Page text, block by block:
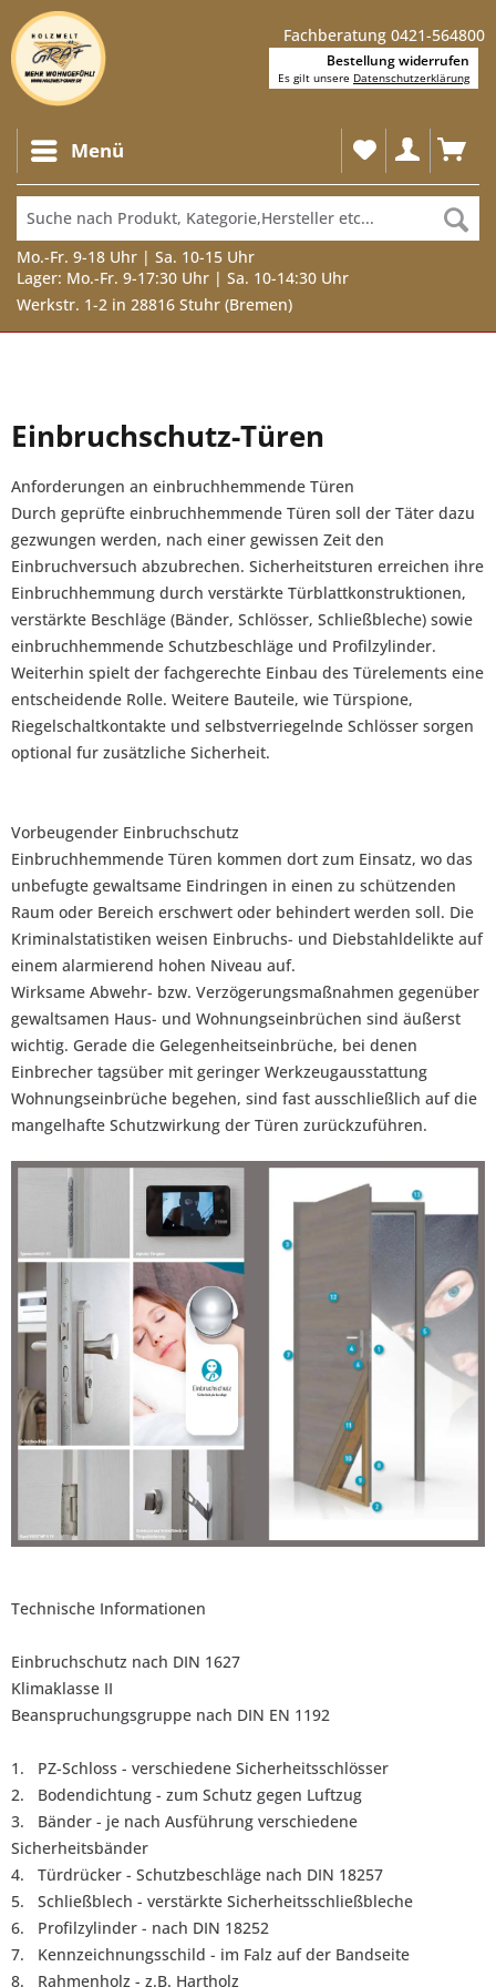
Fachberatung 0421-564800
Menü
Mo.-Fr. 9-18 Uhr | Sa. 10-15 Uhr
Lager: Mo.-Fr. 9-17:30 Uhr | Sa. 10-14:30 Uhr
Werkstr. 1-2 in 28816 Stuhr (Bremen)
Einbruchschutz-Türen
Anforderungen an einbruchhemmende Türen
Durch geprüfte einbruchhemmende Türen soll der Täter dazu
gezwungen werden, nach einer gewissen Zeit den
Einbruchversuch abzubrechen. Sicherheitsturen erreichen ihre
Einbruchhemmung durch verstärkte Türblattkonstruktionen,
verstärkte Beschläge (Bänder, Schlösser, Schließbleche) sowie
einbruchhemmende Schutzbeschläge und Profilzylinder.
Weiterhin spielt der fachgerechte Einbau des Türelements eine
entscheidende Rolle. Weitere Bauteile, wie Türspione,
Riegelschaltkontakte und selbstverriegelnde Schlösser sorgen
optional fur zusätzliche Sicherheit.
Vorbeugender Einbruchschutz
Einbruchhemmende Türen kommen dort zum Einsatz, wo das
unbefugte gewaltsame Eindringen in einen zu schützenden
Raum oder Bereich erschwert oder behindert werden soll. Die
Kriminalstatistiken weisen Einbruchs- und Diebstahldelikte auf
einem alarmierend hohen Niveau auf.
Wirksame Abwehr- bzw. Verzögerungsmaßnahmen gegenüber
gewaltsamen Haus- und Wohnungseinbrüchen sind äußerst
wichtig. Gerade die Gelegenheitseinbrüche, bei denen
Einbrecher tagsüber mit geringer Werkzeugausstattung
Wohnungseinbrüche begehen, sind fast ausschließlich auf die
mangelhafte Schutzwirkung der Türen zurückzuführen.
Technische Informationen
Einbruchschutz nach DIN 1627
Klimaklasse II
Beanspruchungsgruppe nach DIN EN 1192
1. PZ-Schloss - verschiedene Sicherheitsschlösser
2. Bodendichtung - zum Schutz gegen Luftzug
3. Bänder - je nach Ausführung verschiedene
Sicherheitsbänder
4. Türdrücker - Schutzbeschläge nach DIN 18257
5. Schließblech - verstärkte Sicherheitsschließbleche
6. Profilzylinder - nach DIN 18252
7. Kennzeichnungsschild - im Falz auf der Bandseite
8. Rahmenholz - z.B. Hartholz
Bestellung widerrufen
Es gilt unsere Datenschutzerklärung